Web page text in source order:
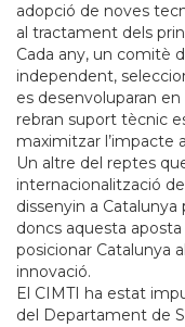
adopció de noves
al tractament dels
Cada any, un comitè
independent,
es desenvoluparan
rebran suport tècnic
maximitzar l’impacte
Un altre del reptes
internacionalització
dissenyin a Catalunya
doncs aquesta
posicionar Catalunya
innovació.
El CIMTI ha estat
del Departament de